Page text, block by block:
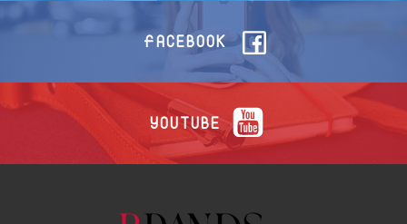
FACEBOOK
YOUTUBE